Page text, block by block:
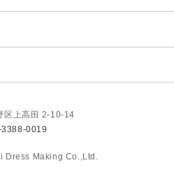
区上高田 2-10-14
0019
Dress Making Co.,Ltd.